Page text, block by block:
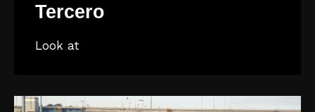
Tercero
Look at